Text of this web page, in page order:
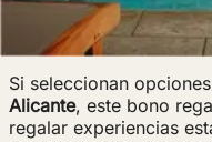
Si seleccionan
Alicante, este bono
regalar experiencias